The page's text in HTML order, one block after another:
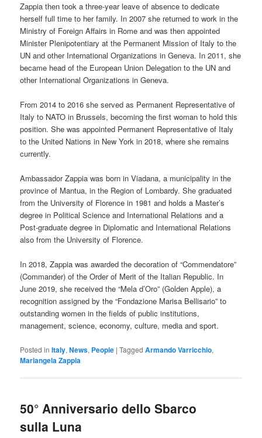
Zappia then took a three-year leave of absence to dedicate
herself full time to her family. In 2007 she returned to work in the
Ministry of Foreign Affairs in Rome and was then appointed
Minister Plenipotentiary at the Permanent Mission of Italy to the
UN and other International Organizations in Geneva. In 2011, she
became head of the European Union Delegation to the UN and
other International Organizations in Geneva.
From 2014 to 2016 she served as Permanent Representative of
Italy to NATO in Brussels, becoming the first woman to hold this
position. She was appointed Permanent Representative of Italy
to the United Nations in New York in 2018, where she remains
currently.
Ambassador Zappia was born in Viadana, a municipality in the
province of Mantua, in the Region of Lombardy. She graduated
from the University of Florence in 1981 and holds a Master’s
degree in Political Science and International Relations and a
Post-graduate degree in Diplomatic and International Relations
also from the University of Florence.
In 2018, Zappia was awarded the decoration of “Commendatore”
(Commander) of the Order of Merit of the Italian Republic. In
June 2019, she received the “Mela d’Oro” (Golden Apple), a
recognition assigned by the “Fondazione Marisa Bellisario” to
outstanding women in the fields of public institutions,
management, science, economy, culture, media and sport.
Posted in Italy,News, People |Tagged Armando Varricchio,
Mariangela Zappia
50° Anniversario dello Sbarco
sulla Luna